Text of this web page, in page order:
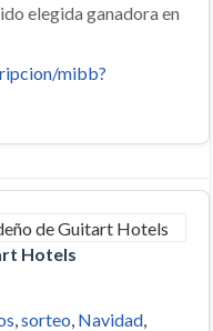
elegida ganadora en
mibb?
Hotels
sorteo Navidad